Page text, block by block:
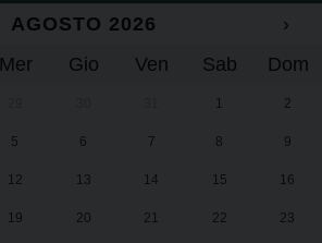
AGOSTO 2026
›
Mer Gio Ven Sab Dom
1 2
5 6 7 8 9
12 13 14 15 16
19 20 21 22 23